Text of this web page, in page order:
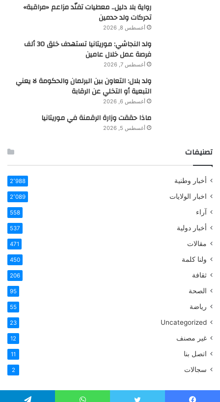
رواية بلا دليل.. معطيات تفنّد مزاعم «مراقبة»
تحركات ولد حدمين
أغسطس 8, 2026
ولد النجاشي: موريتانيا تستهدف خلق 30 ألف
فرصة عمل خلال عامين
أغسطس 7, 2026
ولد بلال: التعاون بين البرلمان والحكومة لا يعني
التبعية أو التخلي عن الرقابة
أغسطس 6, 2026
ماذا حققت وزارة الرقمنة في موريتانيا
أغسطس 5, 2026
تصنيفات
أخبار وطنية 2٬988
اخبار الولايات 2٬089
آراء 558
أخبار دولية 537
مقالات 471
ولنا كلمة 450
ثقافة 206
الصحة 95
رياضة 55
Uncategorized
23
غير مصنف 12
اتصل بنا 11
سجالات 2